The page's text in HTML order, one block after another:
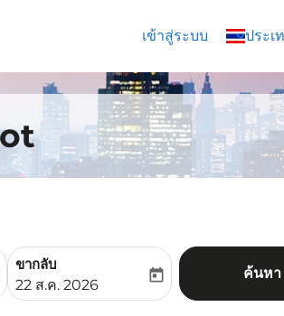
เข้าสู่ระบบ ประเ
keyboard_arrow_down
date-aria-label
ขากลับ
fc-booking-return-date-aria-label
22 ส.ค. 2026
today ค้นหา